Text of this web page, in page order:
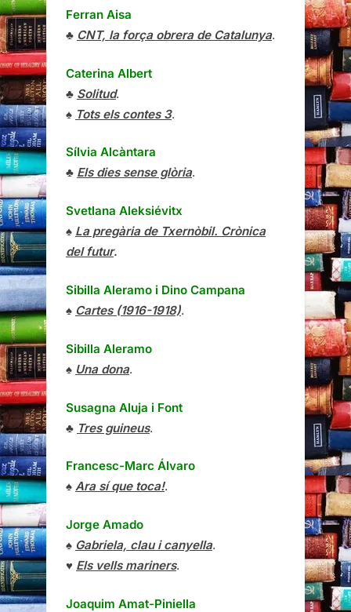
Ferran Aisa
♣ CNT, la força obrera de Catalunya.
Caterina Albert
♣ Solitud.
♠ Tots els contes 3.
Sílvia Alcàntara
♣ Els dies sense glòria.
Svetlana Aleksiévitx
♠ La pregària de Txernòbil. Crònica
del futur.
Sibilla Aleramo i Dino Campana
♠ Cartes (1916-1918).
Sibilla Aleramo
♠ Una dona.
Susagna Aluja i Font
♣ Tres guineus.
Francesc-Marc Álvaro
♠ Ara sí que toca!.
Jorge Amado
♠ Gabriela, clau i canyella.
♥ Els vells mariners.
Joaquim Amat-Piniella